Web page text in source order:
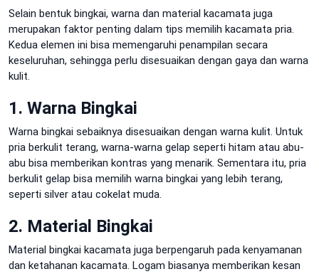
Selain bentuk bingkai, warna dan material kacamata juga
merupakan faktor penting dalam tips memilih kacamata pria.
Kedua elemen ini bisa memengaruhi penampilan secara
keseluruhan, sehingga perlu disesuaikan dengan gaya dan warna
kulit.
1. Warna Bingkai
Warna bingkai sebaiknya disesuaikan dengan warna kulit. Untuk
pria berkulit terang, warna-warna gelap seperti hitam atau abu-
abu bisa memberikan kontras yang menarik. Sementara itu, pria
berkulit gelap bisa memilih warna bingkai yang lebih terang,
seperti silver atau cokelat muda.
2. Material Bingkai
Material bingkai kacamata juga berpengaruh pada kenyamanan
dan ketahanan kacamata. Logam biasanya memberikan kesan